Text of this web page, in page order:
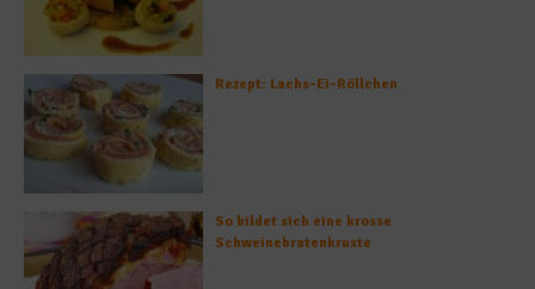
Rezept: Lachs-Ei-Röllchen
So bildet sich eine krosse
Schweinebratenkruste